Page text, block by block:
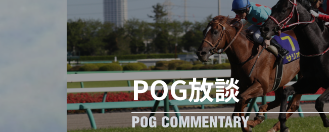
POG放談
POG COMMENTARY